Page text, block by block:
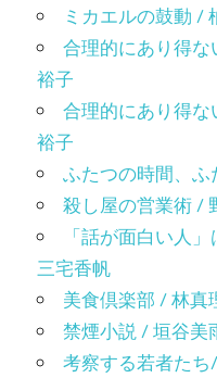
ミカエルの鼓動 /
合理的にあり得
裕子
合理的にあり得
裕子
ふたつの時間、
殺し屋の営業術 /
「話が面白い人
三宅香帆
美食倶楽部 / 林真
禁煙小説 / 垣谷美
考察する若者た